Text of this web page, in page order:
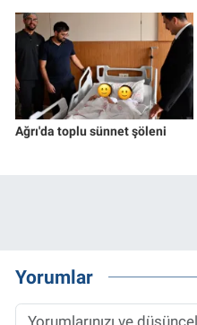
Ağrı'da toplu sünnet şöleni
Yorumlar